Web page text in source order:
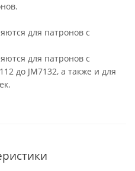
для патронов с
для патронов с
до JM7132, а также и для